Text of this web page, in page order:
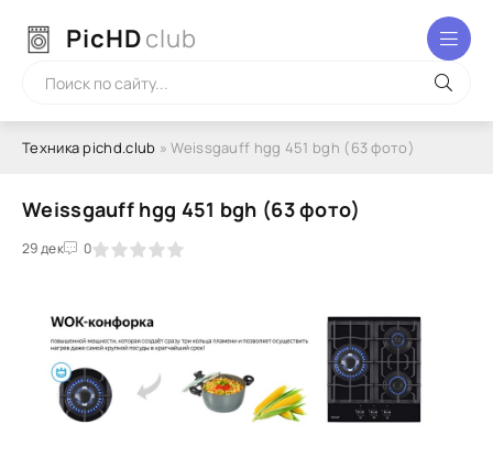
PicHDclub
Техника pichd.club » Weissgauff hgg 451 bgh (63 фото)
Weissgauff hgg 451 bgh (63 фото)
29 дек 0
3 4 5